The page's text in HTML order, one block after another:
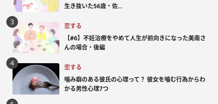
生き抜いた56歳・佐...
恋する
【#6】不妊治療をやめて人生が前向きになった美南さ
んの場合・後編
恋する
噛み癖のある彼氏の心理って？ 彼女を噛む行為からわ
かる男性心理7つ